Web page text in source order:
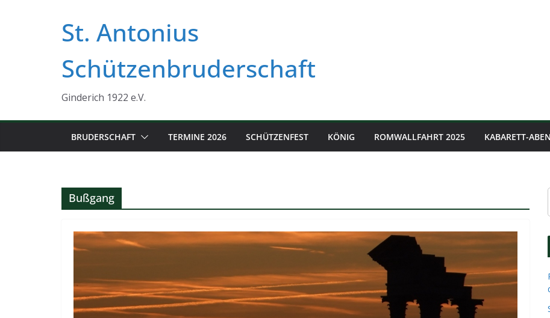
St. Antonius
Schützenbruderschaft
Ginderich 1922 e.V.
BRUDERSCHAFT TERMINE 2026 SCHÜTZENFEST KÖNIG ROMWALLFAHRT 2025 KABARETT-
Bußgang